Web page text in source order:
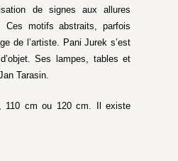
de signes aux allures
Ces motifs abstraits, parfois
de l’artiste. Pani Jurek s’est
Ses lampes, tables et
Tarasin.
110 cm ou 120 cm. Il existe